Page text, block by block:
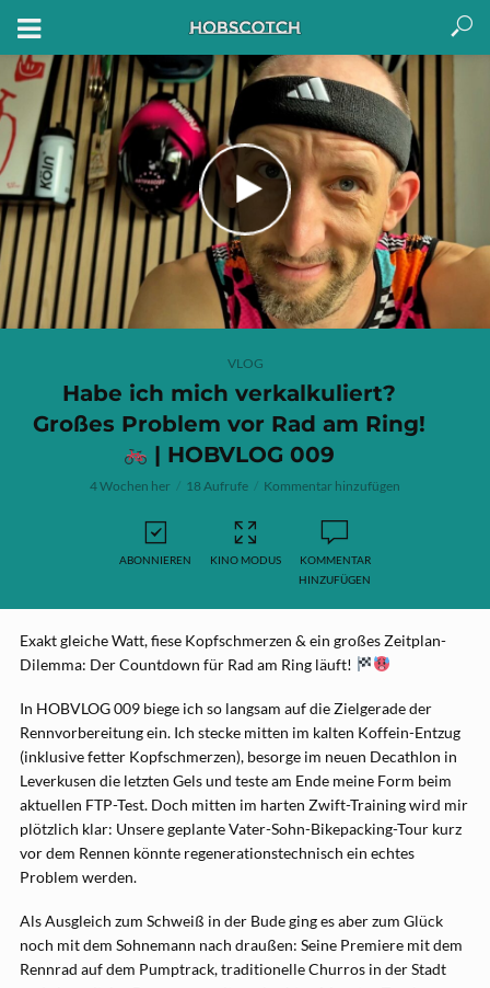
VLOG
Habe ich mich verkalkuliert?
Großes Problem vor Rad am Ring!
| HOBVLOG 009
4 Wochen her 18 Aufrufe Kommentar hinzufügen
ABONNIEREN KINO MODUS
KOMMENTAR
HINZUFÜGEN
Exakt gleiche Watt, fiese Kopfschmerzen & ein großes Zeitplan-
Dilemma: Der Countdown für Rad am Ring läuft!
In HOBVLOG 009 biege ich so langsam auf die Zielgerade der
Rennvorbereitung ein. Ich stecke mitten im kalten Koffein-Entzug
(inklusive fetter Kopfschmerzen), besorge im neuen Decathlon in
Leverkusen die letzten Gels und teste am Ende meine Form beim
aktuellen FTP-Test. Doch mitten im harten Zwift-Training wird mir
plötzlich klar: Unsere geplante Vater-Sohn-Bikepacking-Tour kurz
vor dem Rennen könnte regenerationstechnisch ein echtes
Problem werden.
Als Ausgleich zum Schweiß in der Bude ging es aber zum Glück
noch mit dem Sohnemann nach draußen: Seine Premiere mit dem
Rennrad auf dem Pumptrack, traditionelle Churros in der Stadt